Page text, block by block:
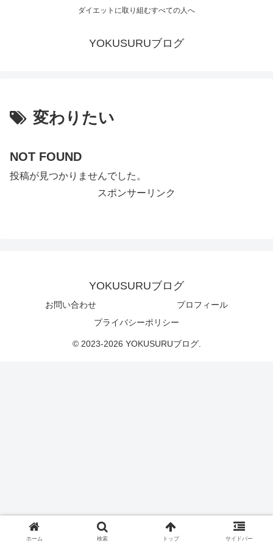
ダイエットに取り組むすべての人へ
YOKUSURUブログ
変わりたい
NOT FOUND
投稿が見つかりませんでした。
スポンサーリンク
YOKUSURUブログ
お問い合わせ
プロフィール
プライバシーポリシー
© 2023-2026 YOKUSURUブログ.
ホーム 検索 トップ サイドバー